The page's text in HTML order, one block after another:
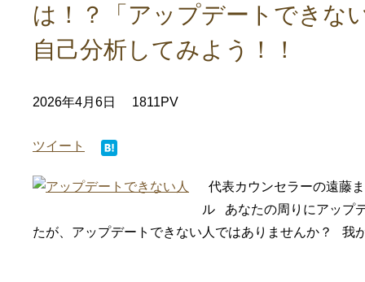
は！？「アップデートできな
自己分析してみよう！！
2026年4月6日 1811PV
ツイート
代表カウンセラーの遠藤
ル あなたの周りにアップ
たが、アップデートできない人ではありませんか？ 我